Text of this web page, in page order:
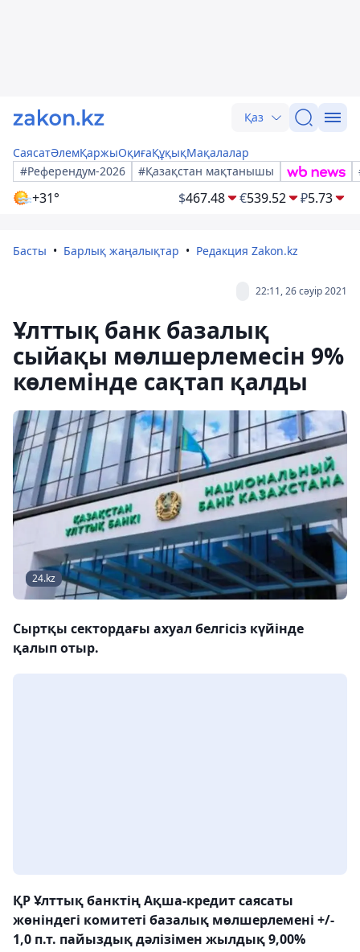
Қаз
СаясатӘлемҚаржыОқиғаҚұқықМақалалар
#Референдум-2026
#Қазақстан мақтанышы
+31° $467.48 €539.52 ₽5.73
Басты Барлық жаңалықтар Редакция Zakon.kz
22:11, 26 сәуір 2021
Ұлттық банк базалық
сыйақы мөлшерлемесін 9%
көлемінде сақтап қалды
24.kz
Сыртқы сектордағы ахуал белгісіз күйінде
қалып отыр.
ҚР Ұлттық банктің Ақша-кредит саясаты
жөніндегі комитеті базалық мөлшерлемені +/-
1,0 п.т. пайыздық дәлізімен жылдық 9,00%